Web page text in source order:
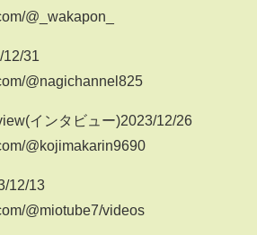
@_wakapon_
31
@nagichannel825
インタビュー)2023/12/26
@kojimakarin9690
12/13
@miotube7/videos